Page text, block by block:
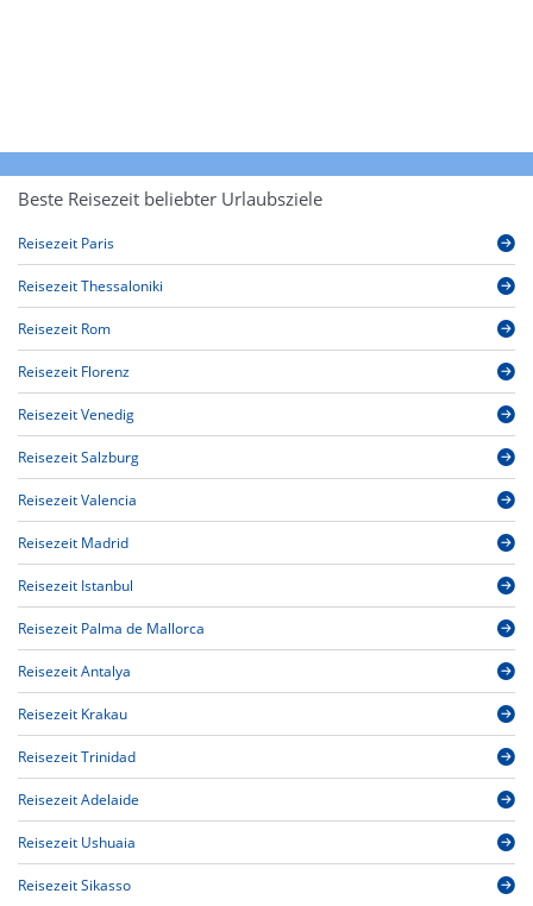
Beste Reisezeit beliebter Urlaubsziele
Reisezeit Paris
Reisezeit Thessaloniki
Reisezeit Rom
Reisezeit Florenz
Reisezeit Venedig
Reisezeit Salzburg
Reisezeit Valencia
Reisezeit Madrid
Reisezeit Istanbul
Reisezeit Palma de Mallorca
Reisezeit Antalya
Reisezeit Krakau
Reisezeit Trinidad
Reisezeit Adelaide
Reisezeit Ushuaia
Reisezeit Sikasso